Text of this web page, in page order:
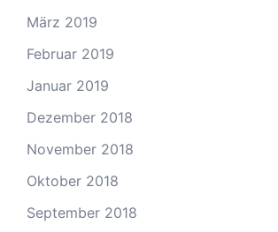
März 2019
Februar 2019
Januar 2019
Dezember 2018
November 2018
Oktober 2018
September 2018